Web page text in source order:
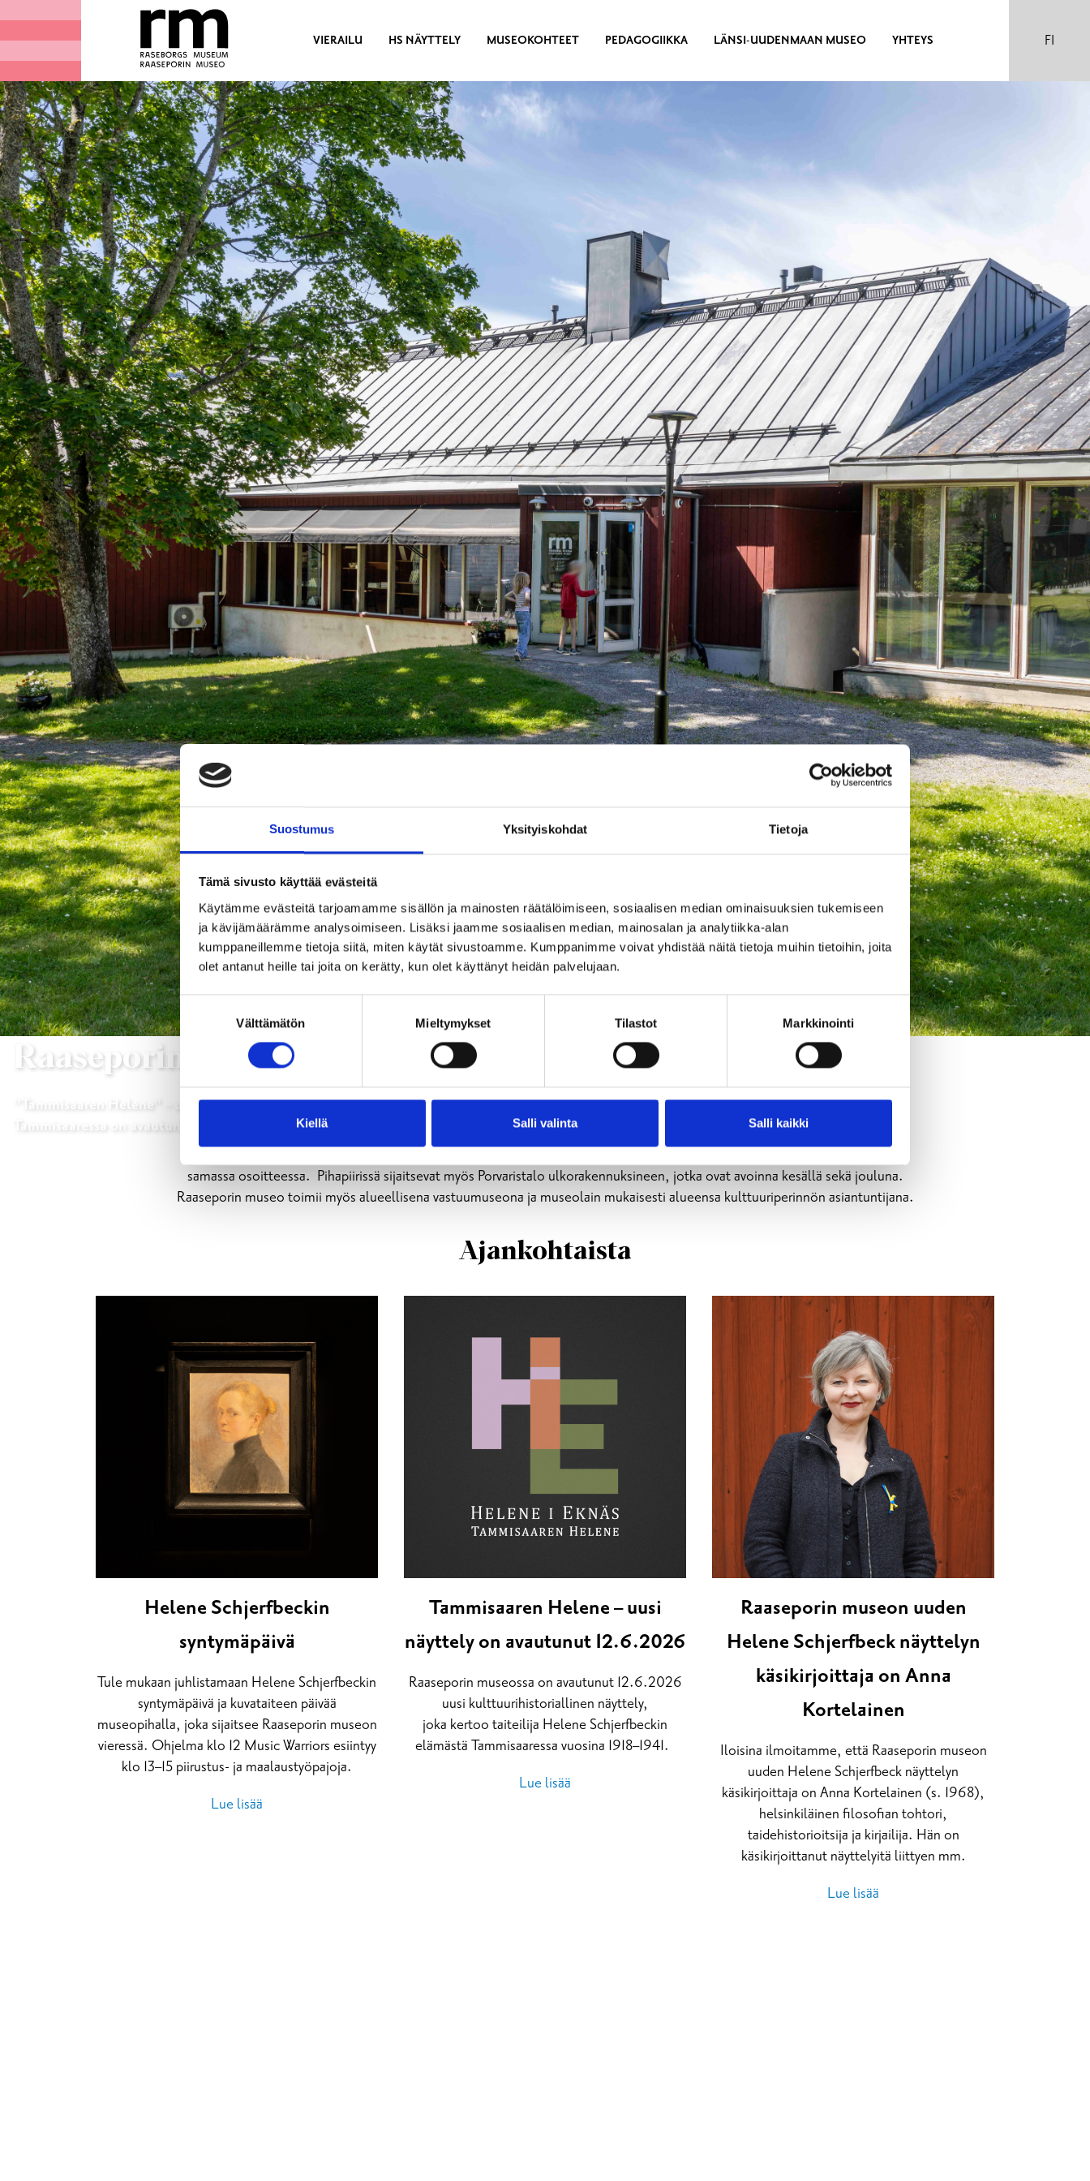
Suostumus Yksityiskohdat Tietoja
Tämä sivusto käyttää evästeitä
Käytämme evästeitä tarjoamamme sisällön ja mainosten räätälöimiseen, sosiaalisen median ominaisuuksien tukemiseen
ja kävijämäärämme analysoimiseen. Lisäksi jaamme sosiaalisen median, mainosalan ja analytiikka-alan
kumppaneillemme tietoja siitä, miten käytät sivustoamme. Kumppanimme voivat yhdistää näitä tietoja muihin tietoihin, joita
olet antanut heille tai joita on kerätty, kun olet käyttänyt heidän palvelujaan.
valinta
Välttämätön Mieltymykset Tilastot Markkinointi
Kiellä Salli valinta Salli kaikki
VIERAILU HS NÄYTTELY MUSEOKOHTEET PEDAGOGIIKKA LÄNSI-UUDENMAAN MUSEO YHTEYS FI
Raaseporin museo
”Tammisaaren Helene” – uusi näyttely taitelija Helene Schjerfbeckin elämästä
Tammisaaressa on avautunut
Tervetuloa Raase­porin museoon
Raaseporin museon näyttelytoiminta sijaitsee aivan Tammisaaren keskustassa, käyntiosoitteessa Museokatu 8. Täältä löydät
samassa osoitteessa. Pihapiirissä sijaitsevat myös Porvaristalo ulkorakennuksineen, jotka ovat avoinna kesällä sekä jouluna.
Raaseporin museo toimii myös alueellisena vastuumuseona ja museolain mukaisesti alueensa kulttuuriperinnön asiantuntijana.
Ajankohtaista
Helene Schjerfbeckin
syntymäpäivä
Tule mukaan juhlistamaan Helene Schjerfbeckin
syntymäpäivä ja kuvataiteen päivää
museopihalla, joka sijaitsee Raaseporin museon
vieressä. Ohjelma klo 12 Music Warriors esiintyy
klo 13–15 piirustus- ja maalaustyöpajoja.
Lue lisää
Tammisaaren Helene – uusi
näyttely on avautunut 12.6.2026
Raaseporin museossa on avautunut 12.6.2026
uusi kulttuurihistoriallinen näyttely,
joka kertoo taiteilija Helene Schjerfbeckin
elämästä Tammisaaressa vuosina 1918–1941.
Lue lisää
Raaseporin museon uuden
Helene Schjerfbeck näyttelyn
käsikirjoittaja on Anna
Kortelainen
Iloisina ilmoitamme, että Raaseporin museon
uuden Helene Schjerfbeck näyttelyn
käsikirjoittaja on Anna Kortelainen (s. 1968),
helsinkiläinen filosofian tohtori,
taidehistorioitsija ja kirjailija. Hän on
käsikirjoittanut näyttelyitä liittyen mm.
Lue lisää